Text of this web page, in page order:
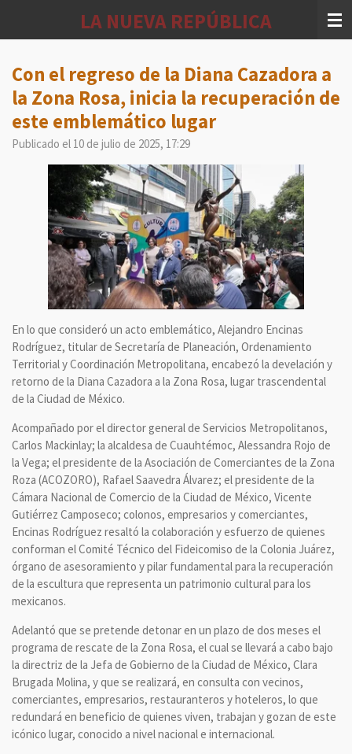
principal
LA NUEVA REPÚBLICA
Con el regreso de la Diana Cazadora a
la Zona Rosa, inicia la recuperación de
este emblemático lugar
Publicado el 10 de julio de 2025, 17:29
En lo que consideró un acto emblemático, Alejandro Encinas
Rodríguez, titular de Secretaría de Planeación, Ordenamiento
Territorial y Coordinación Metropolitana, encabezó la develación y
retorno de la Diana Cazadora a la Zona Rosa, lugar trascendental
de la Ciudad de México.
Acompañado por el director general de Servicios Metropolitanos,
Carlos Mackinlay; la alcaldesa de Cuauhtémoc, Alessandra Rojo de
la Vega; el presidente de la Asociación de Comerciantes de la Zona
Roza (ACOZORO), Rafael Saavedra Álvarez; el presidente de la
Cámara Nacional de Comercio de la Ciudad de México, Vicente
Gutiérrez Camposeco; colonos, empresarios y comerciantes,
Encinas Rodríguez resaltó la colaboración y esfuerzo de quienes
conforman el Comité Técnico del Fideicomiso de la Colonia Juárez,
órgano de asesoramiento y pilar fundamental para la recuperación
de la escultura que representa un patrimonio cultural para los
mexicanos.
Adelantó que se pretende detonar en un plazo de dos meses el
programa de rescate de la Zona Rosa, el cual se llevará a cabo bajo
la directriz de la Jefa de Gobierno de la Ciudad de México, Clara
Brugada Molina, y que se realizará, en consulta con vecinos,
comerciantes, empresarios, restauranteros y hoteleros, lo que
redundará en beneficio de quienes viven, trabajan y gozan de este
icónico lugar, conocido a nivel nacional e internacional.